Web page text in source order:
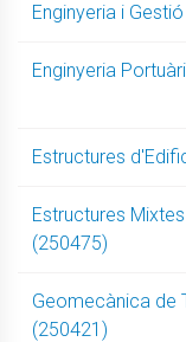
Enginyeria i
Enginyeria
Estructures
Estructures
(250475)
Geomecànica de
(250421)